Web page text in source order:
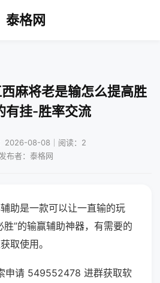
泰格网
麻将老是输怎么提高胜
有挂-胜率交流
2026-08-08｜阅读：2
发布者：泰格网
助是一款可以让一直输的玩
胜”的输赢辅助神器，有需要的
取使用。
申请 549552478 进群获取软